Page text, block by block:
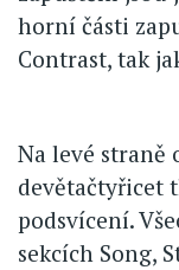
horní části
Contrast, tak
Na levé straně
devětačtyřicet
podsvícení.
sekcích Song,